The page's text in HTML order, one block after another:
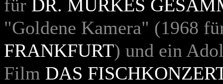
für DR. MURKES
"Goldene Kamera" (1968
FRANKFURT) und ein
Film DAS